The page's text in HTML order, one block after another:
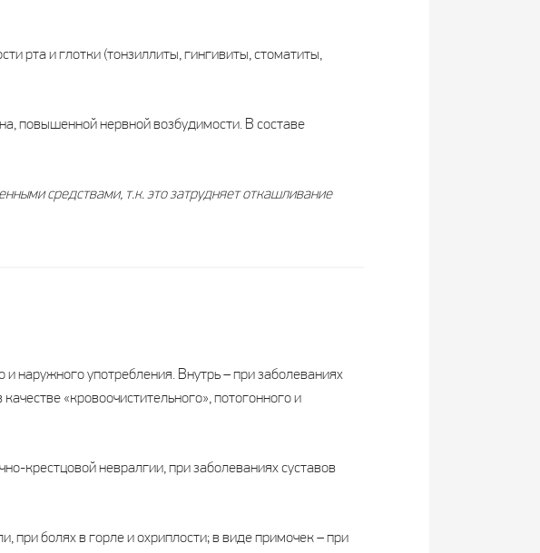
рта и глотки (тонзиллиты, гингивиты, стоматиты,
повышенной нервной возбудимости. В составе
средствами, т.к. это затрудняет откашливание
наружного употребления. Внутрь – при заболеваниях
«кровоочистительного», потогонного и
крестцовой невралгии, при заболеваниях суставов
при болях в горле и охриплости; в виде примочек – при